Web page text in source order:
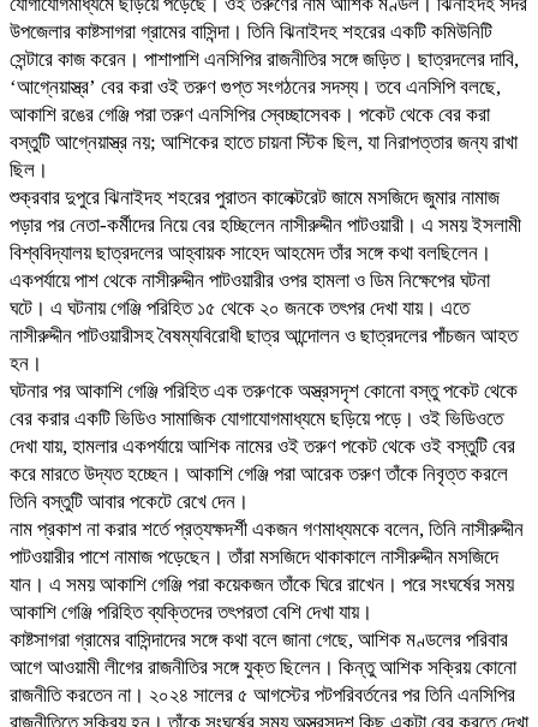
উপজেলার কাষ্টসাগরা গ্রামের বাসিন্দা। তিনি ঝিনাইদহ শহরের একটি কমিউনিটি
সেন্টারে কাজ করেন। পাশাপাশি এনসিপির রাজনীতির সঙ্গে জড়িত। ছাত্রদলের দাবি,
‘আগ্নেয়াস্ত্র’ বের করা ওই তরুণ গুপ্ত সংগঠনের সদস্য। তবে এনসিপি বলছে,
আকাশি রঙের গেঞ্জি পরা তরুণ এনসিপির স্বেচ্ছাসেবক। পকেট থেকে বের করা
বস্তুটি আগ্নেয়াস্ত্র নয়; আশিকের হাতে চায়না স্টিক ছিল, যা নিরাপত্তার জন্য রাখা
ছিল।
শুক্রবার দুপুরে ঝিনাইদহ শহরের পুরাতন কালেক্টরেট জামে মসজিদে জুমার নামাজ
পড়ার পর নেতা-কর্মীদের নিয়ে বের হচ্ছিলেন নাসীরুদ্দীন পাটওয়ারী। এ সময় ইসলামী
বিশ্ববিদ্যালয় ছাত্রদলের আহ্বায়ক সাহেদ আহমেদ তাঁর সঙ্গে কথা বলছিলেন।
একপর্যায়ে পাশ থেকে নাসীরুদ্দীন পাটওয়ারীর ওপর হামলা ও ডিম নিক্ষেপের ঘটনা
ঘটে। এ ঘটনায় গেঞ্জি পরিহিত ১৫ থেকে ২০ জনকে তৎপর দেখা যায়। এতে
নাসীরুদ্দীন পাটওয়ারীসহ বৈষম্যবিরোধী ছাত্র আন্দোলন ও ছাত্রদলের পাঁচজন আহত
হন।
ঘটনার পর আকাশি গেঞ্জি পরিহিত এক তরুণকে অস্ত্রসদৃশ কোনো বস্তু পকেট থেকে
বের করার একটি ভিডিও সামাজিক যোগাযোগমাধ্যমে ছড়িয়ে পড়ে। ওই ভিডিওতে
দেখা যায়, হামলার একপর্যায়ে আশিক নামের ওই তরুণ পকেট থেকে ওই বস্তুটি বের
করে মারতে উদ্যত হচ্ছেন। আকাশি গেঞ্জি পরা আরেক তরুণ তাঁকে নিবৃত্ত করলে
তিনি বস্তুটি আবার পকেটে রেখে দেন।
নাম প্রকাশ না করার শর্তে প্রত্যক্ষদর্শী একজন গণমাধ্যমকে বলেন, তিনি নাসীরুদ্দীন
পাটওয়ারীর পাশে নামাজ পড়েছেন। তাঁরা মসজিদে থাকাকালে নাসীরুদ্দীন মসজিদে
যান। এ সময় আকাশি গেঞ্জি পরা কয়েকজন তাঁকে ঘিরে রাখেন। পরে সংঘর্ষের সময়
আকাশি গেঞ্জি পরিহিত ব্যক্তিদের তৎপরতা বেশি দেখা যায়।
কাষ্টসাগরা গ্রামের বাসিন্দাদের সঙ্গে কথা বলে জানা গেছে, আশিক মণ্ডলের পরিবার
আগে আওয়ামী লীগের রাজনীতির সঙ্গে যুক্ত ছিলেন। কিন্তু আশিক সক্রিয় কোনো
রাজনীতি করতেন না। ২০২৪ সালের ৫ আগস্টের পটপরিবর্তনের পর তিনি এনসিপির